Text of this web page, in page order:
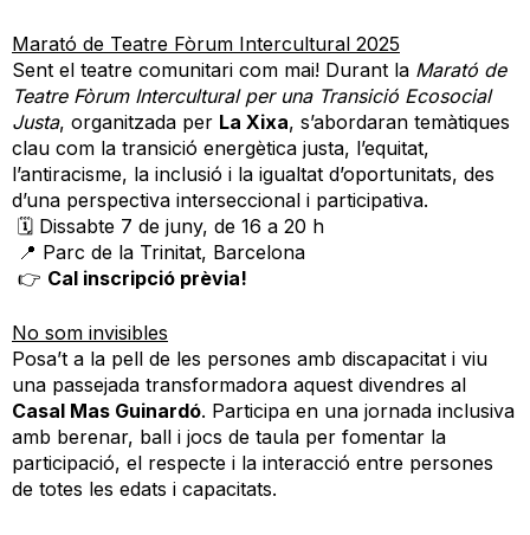
Marató de Teatre Fòrum Intercultural 2025
Sent el teatre comunitari com mai! Durant la Marató de
Teatre Fòrum Intercultural per una Transició Ecosocial
Justa, organitzada per La Xixa, s’abordaran temàtiques
clau com la transició energètica justa, l’equitat,
l’antiracisme, la inclusió i la igualtat d’oportunitats, des
d’una perspectiva interseccional i participativa.
🗓 Dissabte 7 de juny, de 16 a 20 h
📍 Parc de la Trinitat, Barcelona
👉 Cal inscripció prèvia!
No som invisibles
Posa’t a la pell de les persones amb discapacitat i viu
una passejada transformadora aquest divendres al
Casal Mas Guinardó. Participa en una jornada inclusiva
amb berenar, ball i jocs de taula per fomentar la
participació, el respecte i la interacció entre persones
de totes les edats i capacitats.